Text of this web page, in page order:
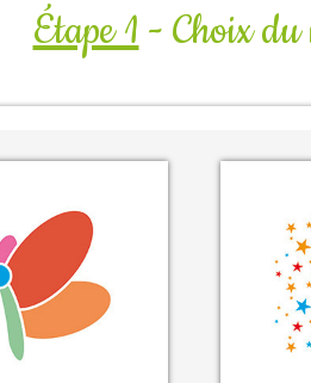
Étape 1- Choix du